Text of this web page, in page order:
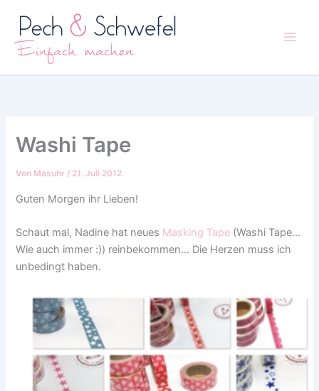
Inhalt
springen
Washi Tape
Von Masuhr / 21. Juli 2012
Guten Morgen ihr Lieben!
Schaut mal, Nadine hat neues Masking Tape (Washi Tape…
Wie auch immer :)) reinbekommen… Die Herzen muss ich
unbedingt haben.